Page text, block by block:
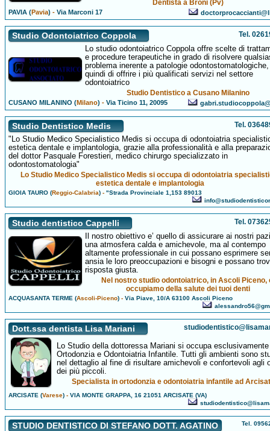
Dentista a Broni (Pv)
PAVIA (Pavia) -Via Marconi 17
Studio Odontoiatrico Coppola Tel.
Lo studio odontoiatrico Coppola offre scelte di
e procedure terapeutiche in grado di risolvere
problema inerente a patologie
quindi di offrire i più qualificati servizi nel settore
odontoiatrico
Studio Dentistico a Cusano Milanino
CUSANO MILANINO (Milano) -Via Ticino 11, 20095
Studio Dentistico Medis Tel.
"Lo Studio Medico Specialistico Medis si occupa di odontoiatria
estetica dentale e implantologia, grazie alla professionalità e alla
del dottor Pasquale Forestieri, medico chirurgo specializzato in
odontostomatologia"
Lo Studio Medico Specialistico Medis si occupa di odontoiatria
estetica dentale e implantologia
GIOIA TAURO (Reggio-Calabria) -"Strada Provinciale 1,153 89013
Studio dentistico Cappelli Tel.
Il nostro obiettivo e’ quello di assicurare ai nostri
una atmosfera calda e amichevole, ma al contempo
altamente professionale in cui possano esprimere
ansia le loro preoccupazioni e bisogni e possano
risposta giusta.
Nel nostro studio odontoiatrico, in Ascoli Piceno,
occupiamo della salute dei tuoi denti
ACQUASANTA TERME (Ascoli-Piceno) -Via Piave, 10/A 63100 Ascoli Piceno
Dott.ssa dentista Lisa Mariani
Lo Studio della dottoressa Mariani si occupa
Ortodonzia e Odontoiatria Infantile. Tutti gli ambienti sono
nel dettaglio al fine di risultare amichevoli e confortevoli agli
dei più piccoli.
Specialista in ortodonzia e odontoiatria infantile ad
ARCISATE (Varese) -VIA MONTE GRAPPA, 16 21051 ARCISATE (VA)
STUDIO DENTISTICO DI STEFANO DOTT. AGATINO Tel.